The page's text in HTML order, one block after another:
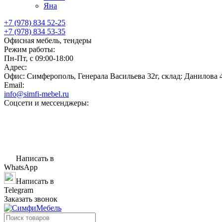
Яна
+7 (978) 834 52-25
+7 (978) 834 53-35
Офисная мебель, тендеры
Режим работы:
Пн-Пт, с 09:00-18:00
Адрес:
Офис: Симферополь, Генерала Васильева 32г, склад: Данилова
Email:
info@simfi-mebel.ru
Соцсети и мессенджеры:
Написать в
WhatsApp
Написать в
Telegram
Заказать звонок